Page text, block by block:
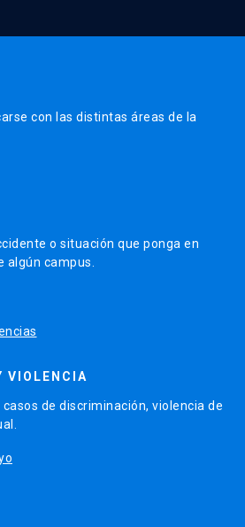
con las distintas áreas de la
o situación que ponga en
algún campus.
VIOLENCIA
de discriminación, violencia de